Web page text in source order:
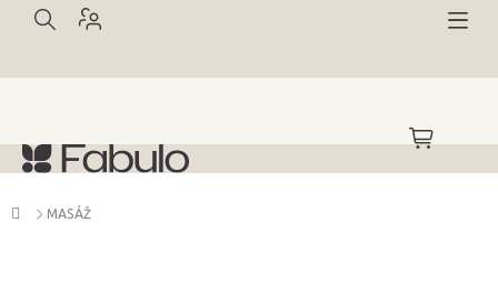
NÁKUPNÍ
KOŠÍK
Domů
MASÁŽ